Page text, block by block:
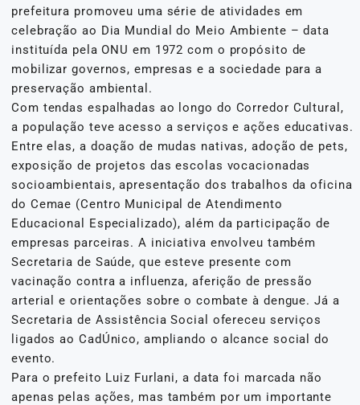
prefeitura promoveu uma série de atividades em
celebração ao Dia Mundial do Meio Ambiente – data
instituída pela ONU em 1972 com o propósito de
mobilizar governos, empresas e a sociedade para a
preservação ambiental.
Com tendas espalhadas ao longo do Corredor Cultural,
a população teve acesso a serviços e ações educativas.
Entre elas, a doação de mudas nativas, adoção de pets,
exposição de projetos das escolas vocacionadas
socioambientais, apresentação dos trabalhos da oficina
do Cemae (Centro Municipal de Atendimento
Educacional Especializado), além da participação de
empresas parceiras. A iniciativa envolveu também
Secretaria de Saúde, que esteve presente com
vacinação contra a influenza, aferição de pressão
arterial e orientações sobre o combate à dengue. Já a
Secretaria de Assistência Social ofereceu serviços
ligados ao CadÚnico, ampliando o alcance social do
evento.
Para o prefeito Luiz Furlani, a data foi marcada não
apenas pelas ações, mas também por um importante